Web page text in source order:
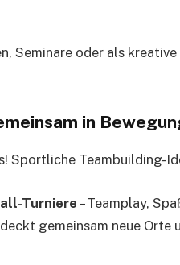
Seminare oder als
in
Sportliche Teambuilding-
Turniere – Teamplay,
gemeinsam neue Orte